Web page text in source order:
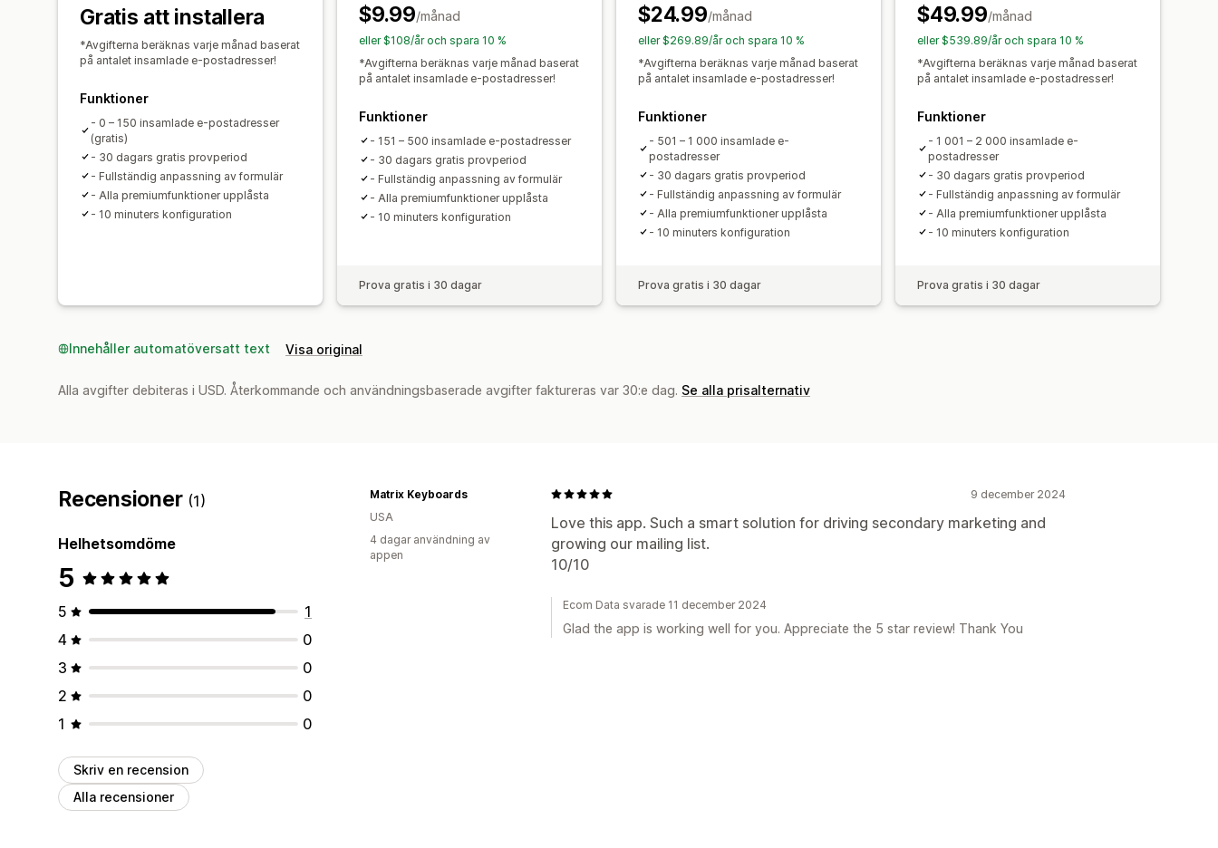
Gratis att installera
*Avgifterna beräknas varje månad baserat
på antalet insamlade e-postadresser!
Funktioner
- 0 – 150 insamlade e-postadresser
(gratis)
- 30 dagars gratis provperiod
- Fullständig anpassning av formulär
- Alla premiumfunktioner upplåsta
- 10 minuters konfiguration
$9.99/månad
eller $108/år och spara 10 %
*Avgifterna beräknas varje månad baserat
på antalet insamlade e-postadresser!
Funktioner
- 151 – 500 insamlade e-postadresser
- 30 dagars gratis provperiod
- Fullständig anpassning av formulär
- Alla premiumfunktioner upplåsta
- 10 minuters konfiguration
Prova gratis i 30 dagar
$24.99/månad
eller $269.89/år och spara 10 %
*Avgifterna beräknas varje månad baserat
på antalet insamlade e-postadresser!
Funktioner
- 501 – 1 000 insamlade e-
postadresser
- 30 dagars gratis provperiod
- Fullständig anpassning av formulär
- Alla premiumfunktioner upplåsta
- 10 minuters konfiguration
Prova gratis i 30 dagar
$49.99/månad
eller $539.89/år och spara 10 %
*Avgifterna beräknas varje månad baserat
på antalet insamlade e-postadresser!
Funktioner
- 1 001 – 2 000 insamlade e-
postadresser
- 30 dagars gratis provperiod
- Fullständig anpassning av formulär
- Alla premiumfunktioner upplåsta
- 10 minuters konfiguration
Prova gratis i 30 dagar
Innehåller automatöversatt text Visa original
Alla avgifter debiteras i USD. Återkommande och användningsbaserade avgifter faktureras var 30:e dag. Se alla prisalternativ
Recensioner (1)
Helhetsomdöme
5
5
1
4
0
3
0
2
0
1
0
Skriv en recension
Alla recensioner
9 december 2024
Love this app. Such a smart solution for driving secondary marketing and
growing our mailing list.
10/10
Matrix Keyboards
USA
4 dagar användning av
appen
Ecom Data svarade 11 december 2024
Glad the app is working well for you. Appreciate the 5 star review! Thank You